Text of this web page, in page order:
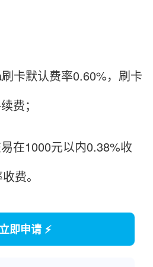
卡默认费率0.60%，刷卡
费；
在1000元以内0.38%收
费。
即申请 ⚡